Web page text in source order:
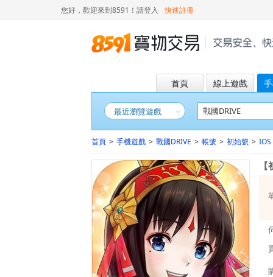
您好，歡迎來到8591！ 請登入 快速註冊
首頁 線上遊戲
最近瀏覽遊戲
首頁 > 手機遊戲 > 戰國DRIVE > 帳號 > 初始號 > IOS